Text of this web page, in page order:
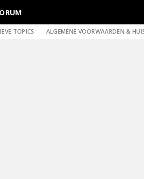
TOPICS ALGEMENE VOORWAARDEN &